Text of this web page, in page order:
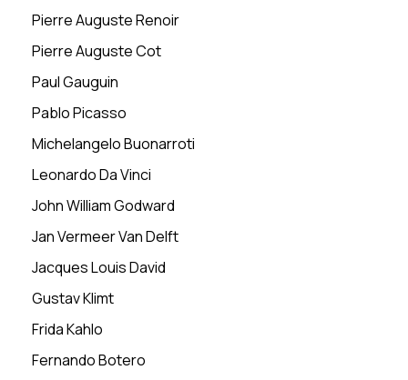
Pierre Auguste Renoir
Pierre Auguste Cot
Paul Gauguin
Pablo Picasso
Michelangelo Buonarroti
Leonardo Da Vinci
John William Godward
Jan Vermeer Van Delft
Jacques Louis David
Gustav Klimt
Frida Kahlo
Fernando Botero